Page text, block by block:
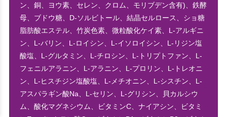
ン、銅、ヨウ素、セレン、クロム、モリブデン含有)、鉄酵
母、ブドウ糖、D-ソルビトール、結晶セルロース、ショ糖
脂肪酸エステル、竹炭色素、微粒酸化ケイ素、L-アルギニ
ン、L-バリン、L-ロイシン、L-イソロイシン、L-リジン塩
酸塩、L-グルタミン、L-チロシン、L-トリプトファン、L-
フェニルアラニン、L-アラニン、L-プロリン、L-トレオニ
ン、L-ヒスチジン塩酸塩、L-メチオニン、L-シスチン、L-
アスパラギン酸Na、L-セリン、L-グリシン、貝カルシウ
ム、酸化マグネシウム、ビタミンC、ナイアシン、ビタミ